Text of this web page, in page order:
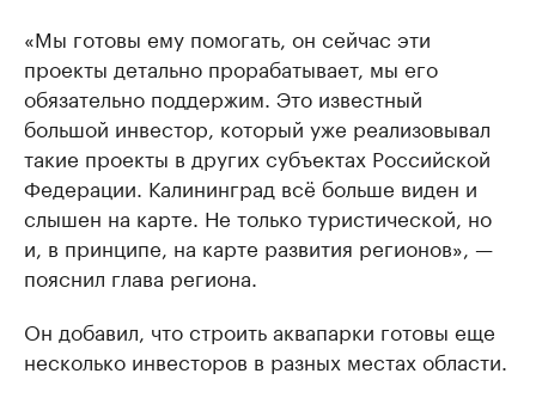
«Мы готовы ему помогать, он сейчас эти
проекты детально прорабатывает, мы его
обязательно поддержим. Это известный
большой инвестор, который уже реализовывал
такие проекты в других субъектах Российской
Федерации. Калининград всё больше виден и
слышен на карте. Не только туристической, но
и, в принципе, на карте развития регионов», —
пояснил глава региона.
Он добавил, что строить аквапарки готовы еще
несколько инвесторов в разных местах области.